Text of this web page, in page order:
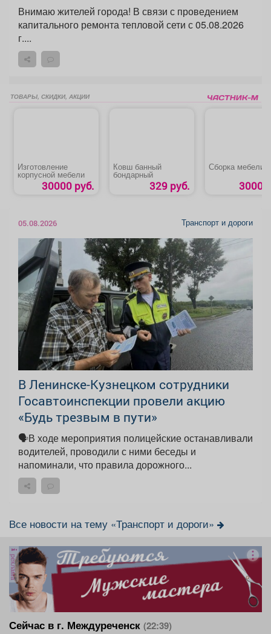
Внимаю жителей города! В связи с проведением
капитального ремонта тепловой сети с 05.08.2026
г....
ТОВАРЫ, СКИДКИ, АКЦИИ
Изготовление
корпусной мебели
30000 руб.
Ковш банный
бондарный
329 руб.
Сборка мебели
3000
05.08.2026 Транспорт и дороги
В Ленинске-Кузнецком сотрудники
Госавтоинспекции провели акцию
«Будь трезвым в пути»
🗣В ходе мероприятия полицейские останавливали
водителей, проводили с ними беседы и
напоминали, что правила дорожного...
Все новости на тему «Транспорт и дороги»
реклама
Сейчас в г. Междуреченск (22:39)